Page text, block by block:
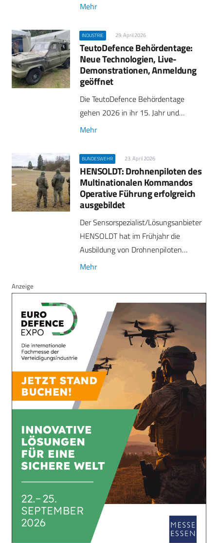
Mehr
INDUSTRIE 29. April 2026
TeutoDefence Behördentage:
Neue Technologien, Live-
Demonstrationen, Anmeldung
geöffnet
Die TeutoDefence Behördentage
gehen 2026 in ihr 15. Jahr und…
Mehr
BUNDESWEHR 23. April 2026
HENSOLDT: Drohnenpiloten des
Multinationalen Kommandos
Operative Führung erfolgreich
ausgebildet
Der Sensorspezialist/Lösungsanbieter
HENSOLDT hat im Frühjahr die
Ausbildung von Drohnenpiloten…
Mehr
Anzeige